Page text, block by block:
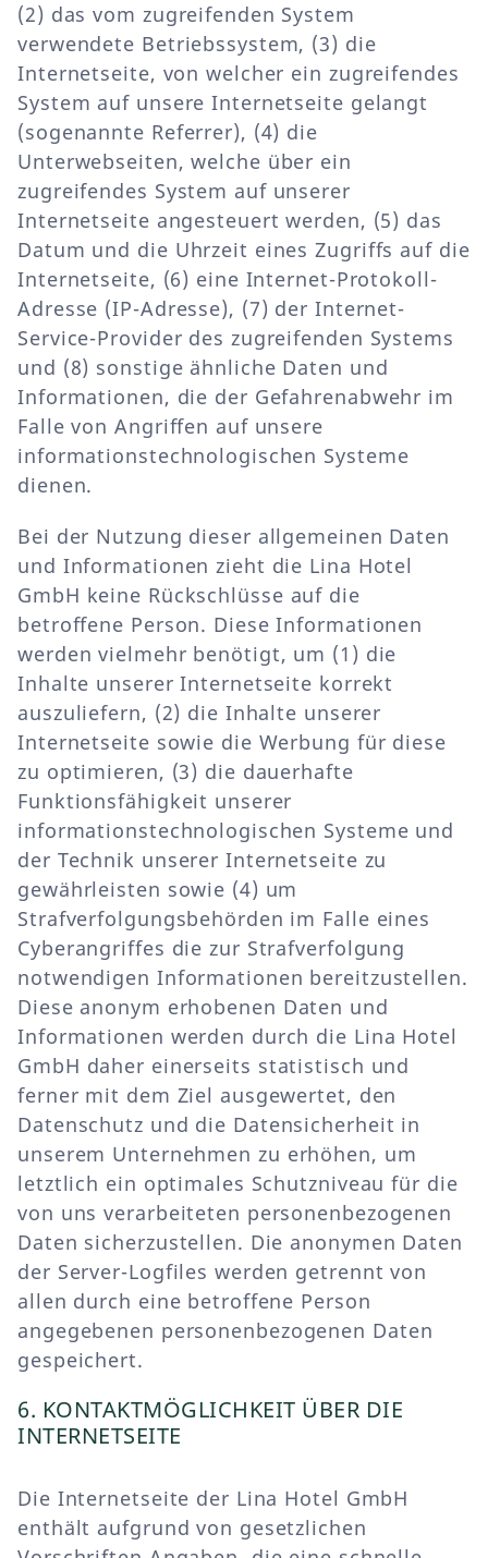
(2) das vom zugreifenden System
verwendete Betriebssystem, (3) die
Internetseite, von welcher ein zugreifendes
System auf unsere Internetseite gelangt
(sogenannte Referrer), (4) die
Unterwebseiten, welche über ein
zugreifendes System auf unserer
Internetseite angesteuert werden, (5) das
Datum und die Uhrzeit eines Zugriffs auf die
Internetseite, (6) eine Internet-Protokoll-
Adresse (IP-Adresse), (7) der Internet-
Service-Provider des zugreifenden Systems
und (8) sonstige ähnliche Daten und
Informationen, die der Gefahrenabwehr im
Falle von Angriffen auf unsere
informationstechnologischen Systeme
dienen.
Bei der Nutzung dieser allgemeinen Daten
und Informationen zieht die Lina Hotel
GmbH keine Rückschlüsse auf die
betroffene Person. Diese Informationen
werden vielmehr benötigt, um (1) die
Inhalte unserer Internetseite korrekt
auszuliefern, (2) die Inhalte unserer
Internetseite sowie die Werbung für diese
zu optimieren, (3) die dauerhafte
Funktionsfähigkeit unserer
informationstechnologischen Systeme und
der Technik unserer Internetseite zu
gewährleisten sowie (4) um
Strafverfolgungsbehörden im Falle eines
Cyberangriffes die zur Strafverfolgung
notwendigen Informationen bereitzustellen.
Diese anonym erhobenen Daten und
Informationen werden durch die Lina Hotel
GmbH daher einerseits statistisch und
ferner mit dem Ziel ausgewertet, den
Datenschutz und die Datensicherheit in
unserem Unternehmen zu erhöhen, um
letztlich ein optimales Schutzniveau für die
von uns verarbeiteten personenbezogenen
Daten sicherzustellen. Die anonymen Daten
der Server-Logfiles werden getrennt von
allen durch eine betroffene Person
angegebenen personenbezogenen Daten
gespeichert.
6. KONTAKTMÖGLICHKEIT ÜBER DIE
INTERNETSEITE
Die Internetseite der Lina Hotel GmbH
enthält aufgrund von gesetzlichen